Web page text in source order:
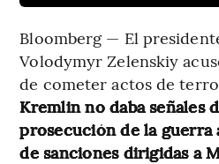
Bloomberg — El
Volodymyr Zelenskiy
de cometer actos de
Kremlin no daba señales
prosecución de la guerra
de sanciones dirigidas a